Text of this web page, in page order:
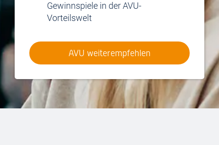
Gewinnspiele in der AVU-
Vorteilswelt
AVU weiterempfehlen